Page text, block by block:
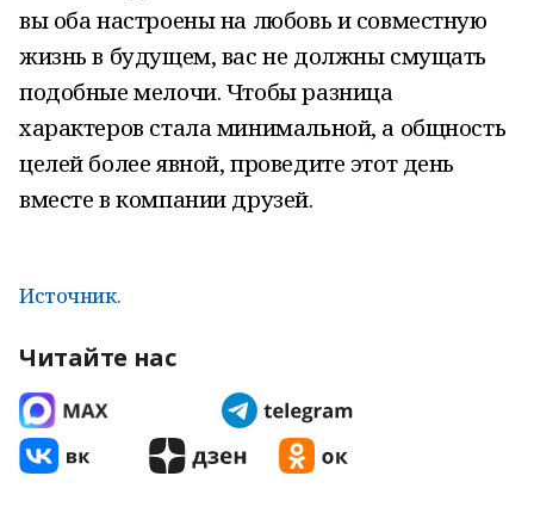
вы оба настроены на любовь и совместную
жизнь в будущем, вас не должны смущать
подобные мелочи. Чтобы разница
характеров стала минимальной, а общность
целей более явной, проведите этот день
вместе в компании друзей.
Источник.
Читайте нас